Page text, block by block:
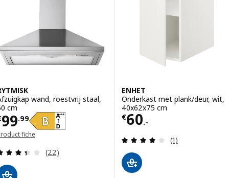
wand, roestvrij staal,
cm
99.99€ 99.99
fiche
Beoordeling: 3.4 van 5 sterren. Totaal
(22)
ENHET
Onderkast met plank/deur, wit,
40x62x75 cm
€60.-
Prijs € 60.-
Beoordeling: 4
(1)